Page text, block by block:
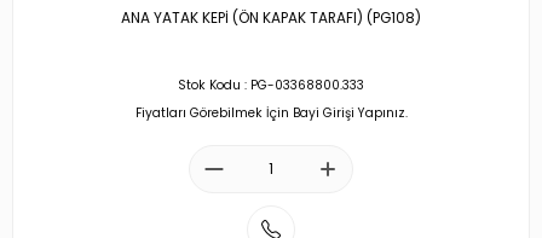
ANA YATAK KEPİ (ÖN KAPAK TARAFI) (PG108)
Stok Kodu : PG-03368800.333
Fiyatları Görebilmek İçin Bayi Girişi Yapınız.